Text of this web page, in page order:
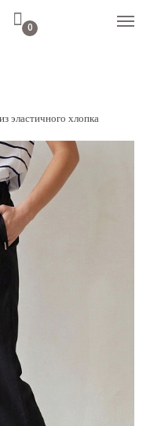
0
эластичного хлопка